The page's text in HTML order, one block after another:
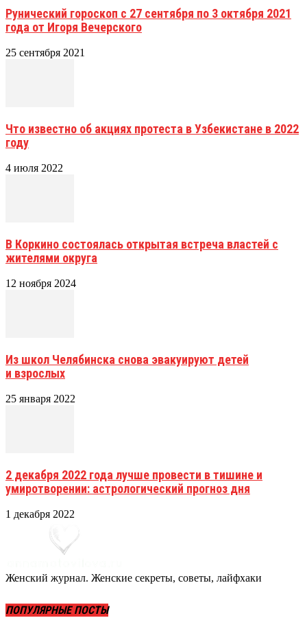
Рунический гороскоп с 27 сентября по 3 октября 2021
года от Игоря Вечерского
25 сентября 2021
Что известно об акциях протеста в Узбекистане в 2022
году
4 июля 2022
В Коркино состоялась открытая встреча властей с
жителями округа
12 ноября 2024
Из школ Челябинска снова эвакуируют детей
и взрослых
25 января 2022
2 декабря 2022 года лучше провести в тишине и
умиротворении: астрологический прогноз дня
1 декабря 2022
Женский журнал. Женские секреты, советы, лайфхаки
ПОПУЛЯРНЫЕ ПОСТЫ